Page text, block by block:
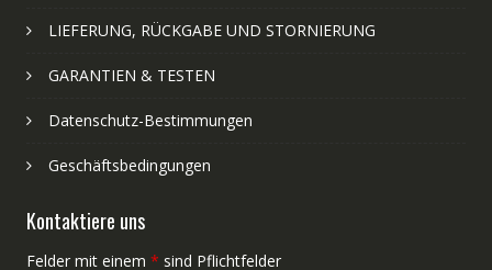
LIEFERUNG, RÜCKGABE UND STORNIERUNG
GARANTIEN & TESTEN
Datenschutz-Bestimmungen
Geschäftsbedingungen
Kontaktiere uns
Felder mit einem * sind Pflichtfelder